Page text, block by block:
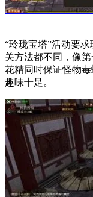
“玲珑宝塔”活动要
关方法都不同，像
花精同时保证怪物
趣味十足。